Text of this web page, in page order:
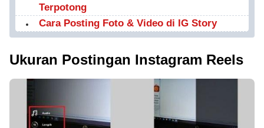
Terpotong
Cara Posting Foto & Video di IG Story
Ukuran Postingan Instagram Reels